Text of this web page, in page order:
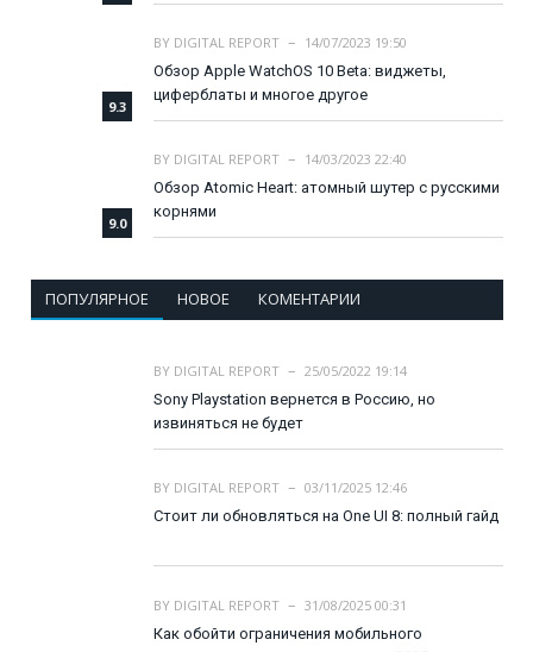
9.3
BY DIGITAL REPORT
14/07/2023 19:50
Обзор Apple WatchOS 10 Beta: виджеты,
циферблаты и многое другое
9.0
BY DIGITAL REPORT
14/03/2023 22:40
Обзор Atomic Heart: атомный шутер с русскими
корнями
ПОПУЛЯРНОЕ НОВОЕ КОМЕНТАРИИ
BY DIGITAL REPORT
25/05/2022 19:14
Sony Playstation вернется в Россию, но
извиняться не будет
BY DIGITAL REPORT
03/11/2025 12:46
Стоит ли обновляться на One UI 8: полный гайд
BY DIGITAL REPORT
31/08/2025 00:31
Как обойти ограничения мобильного